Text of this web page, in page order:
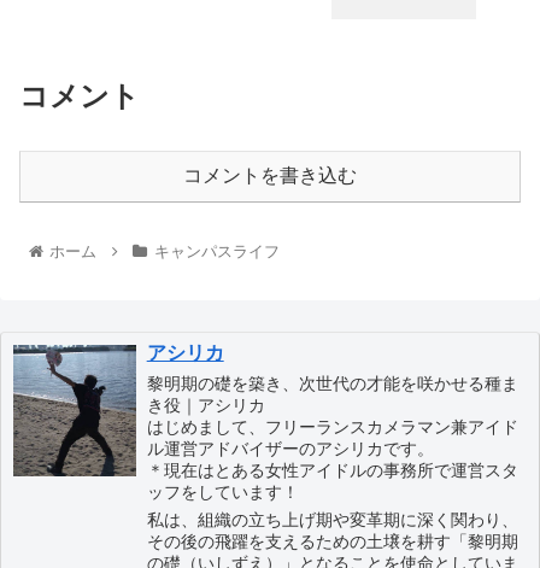
コメント
コメントを書き込む
ホーム キャンパスライフ
アシリカ
黎明期の礎を築き、次世代の才能を咲かせる種ま
き役｜アシリカ
はじめまして、フリーランスカメラマン兼アイド
ル運営アドバイザーのアシリカです。
＊現在はとある女性アイドルの事務所で運営スタ
ッフをしています！
私は、組織の立ち上げ期や変革期に深く関わり、
その後の飛躍を支えるための土壌を耕す「黎明期
の礎（いしずえ）」となることを使命としていま